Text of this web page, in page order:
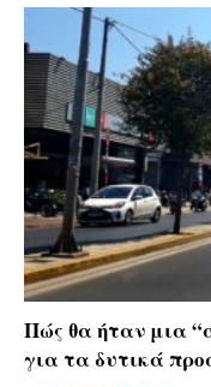
Πώς θα ήταν μια
για τα δυτικά